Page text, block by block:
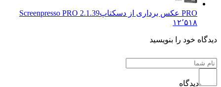
Screenpresso PRO 2.1.39
۱۲٬۵۱۸
خود را بنویسید
دیدگاه